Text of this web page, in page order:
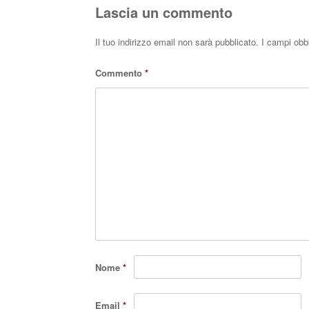
Lascia un commento
Il tuo indirizzo email non sarà pubblicato. I campi
Commento *
Nome *
Email *